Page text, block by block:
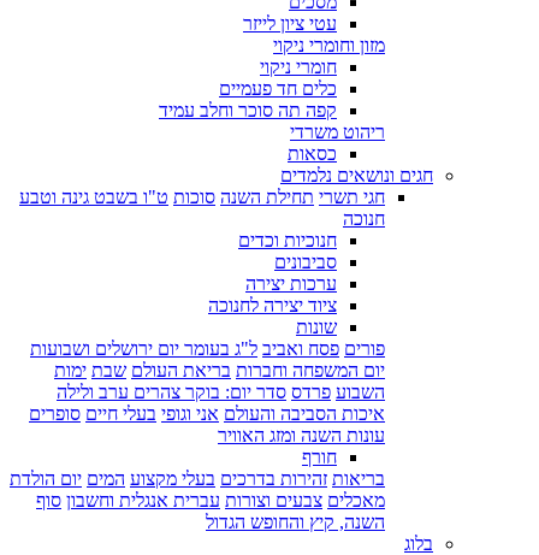
עטי ציון לייזר
מזון וחומרי ניקוי
חומרי ניקוי
כלים חד פעמיים
קפה תה סוכר וחלב עמיד
ריהוט משרדי
כסאות
חגים ונושאים נלמדים
חגי תשרי תחילת השנה סוכות ט"ו בשבט גינה וטבע
חנוכה
חנוכיות וכדים
סביבונים
ערכות יצירה
ציוד יצירה לחנוכה
שונות
פורים פסח ואביב ל"ג בעומר יום ירושלים ושבועות
יום המשפחה וחברות בריאת העולם שבת ימות
השבוע פרדס סדר יום: בוקר צהרים ערב ולילה
איכות הסביבה והעולם אני וגופי בעלי חיים סופרים
עונות השנה ומזג האוויר
חורף
בריאות זהירות בדרכים בעלי מקצוע המים יום הולדת
מאכלים צבעים וצורות עברית אנגלית וחשבון סוף
השנה, קיץ והחופש הגדול
בלוג